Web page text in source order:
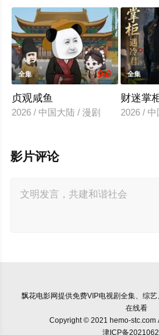
全集 9.0
贞观咸鱼
2026 / 中国大陆 / 漫剧
全集
财迷掌
2026 / 中
影片评论
飘花电影网提供免费VIP电视剧全集、综
在线看
Copyright © 2021 hemo-stc.com
津ICP备